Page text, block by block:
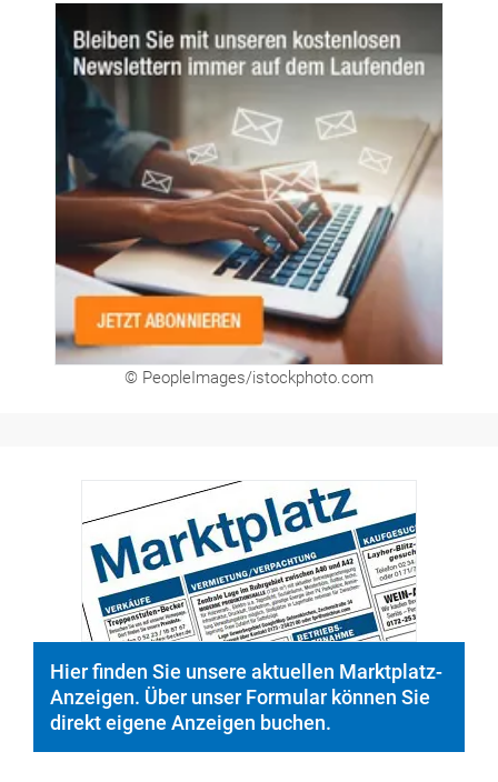
© PeopleImages/istockphoto.com
Hier finden Sie unsere aktuellen Marktplatz-
Anzeigen. Über unser Formular können Sie
direkt eigene Anzeigen buchen.